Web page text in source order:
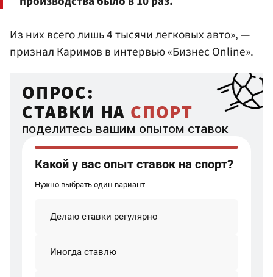
Из них всего лишь 4 тысячи легковых авто», —
признал Каримов в интервью «Бизнес Online».